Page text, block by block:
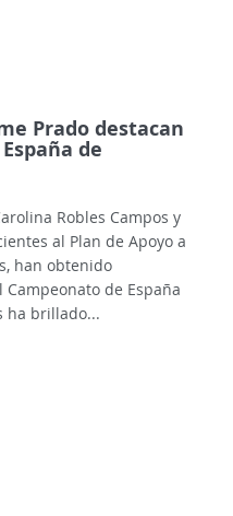
Prado destacan
de
Robles Campos y
al Plan de Apoyo a
han obtenido
de España
ha brillado...